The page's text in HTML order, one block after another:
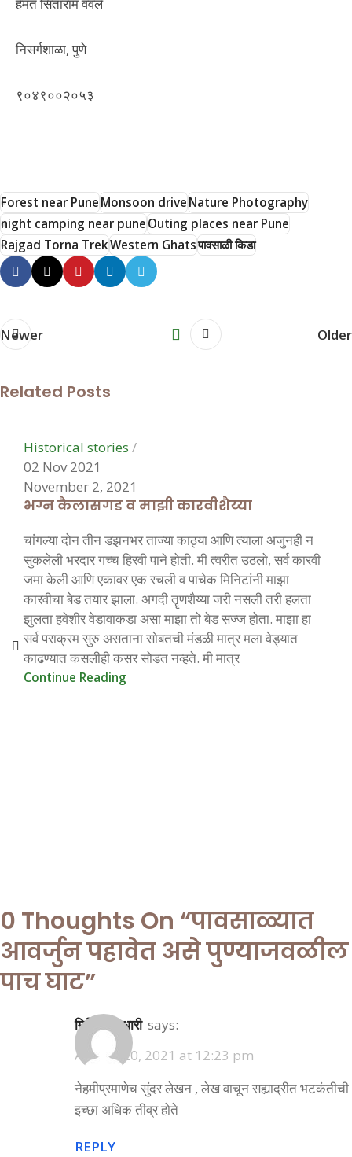
हेमंत सिताराम ववले
निसर्गशाळा, पुणे
९०४९००२०५३
Forest near PuneMonsoon driveNature Photography
night camping near puneOuting places near Pune
Rajgad Torna TrekWestern Ghatsपावसाळी किडा
Newer Older
Related Posts
Hemant Vavale
0
Historical stories
02 Nov 2021
November 2, 2021
भग्न कैलासगड व माझी कारवीशैय्या
चांगल्या दोन तीन डझनभर ताज्या काठ्या आणि त्याला अजुनही न
सुकलेली भरदार गच्च हिरवी पाने होती. मी त्वरीत उठलो, सर्व कारवी
जमा केली आणि एकावर एक रचली व पाचेक मिनिटांनी माझा
कारवीचा बेड तयार झाला. अगदी तॄणशैय्या जरी नसली तरी हलता
झुलता हवेशीर वेडावाकडा असा माझा तो बेड सज्ज होता. माझा हा
सर्व पराक्रम सुरु असताना सोबतची मंडळी मात्र मला वेड्यात
काढण्यात कसलीही कसर सोडत नव्हते. मी मात्र
Continue Reading
0 Thoughts On “पावसाळ्यात
आवर्जुन पहावेत असे पुण्याजवळील
पाच घाट”
मिलिंद गिरधारी says:
August 20, 2021 at 12:23 pm
नेहमीप्रमाणेच सुंदर लेखन , लेख वाचून सह्याद्रीत भटकंतीची
इच्छा अधिक तीव्र होते
REPLY